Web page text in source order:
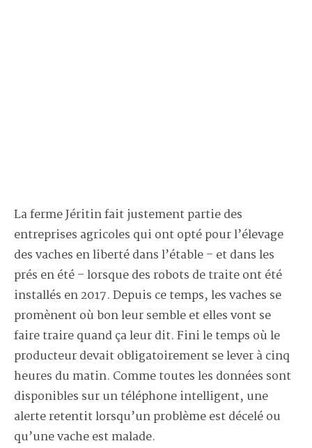
La ferme Jéritin fait justement partie des
entreprises agricoles qui ont opté pour l’élevage
des vaches en liberté dans l’étable – et dans les
prés en été – lorsque des robots de traite ont été
installés en 2017. Depuis ce temps, les vaches se
promènent où bon leur semble et elles vont se
faire traire quand ça leur dit. Fini le temps où le
producteur devait obligatoirement se lever à cinq
heures du matin. Comme toutes les données sont
disponibles sur un téléphone intelligent, une
alerte retentit lorsqu’un problème est décelé ou
qu’une vache est malade.